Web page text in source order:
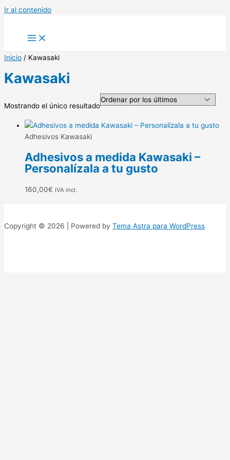
Ir al contenido
Inicio / Kawasaki
Kawasaki
Mostrando el único resultado
Adhesivos Kawasaki
Adhesivos a medida Kawasaki –
Personalízala a tu gusto
160,00€ IVA incl.
Copyright © 2026 | Powered by Tema Astra para WordPress